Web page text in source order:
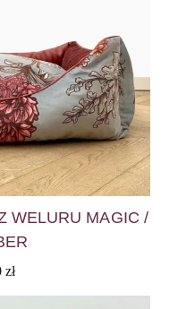
WELURU MAGIC /
zł